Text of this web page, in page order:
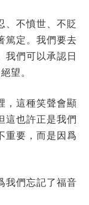
、不憤世、不貶
篤定。我們要去
我們可以承認日
望。
，這種笑聲會顯
這也許正是我們
重要，而是因爲
我們忘記了福音